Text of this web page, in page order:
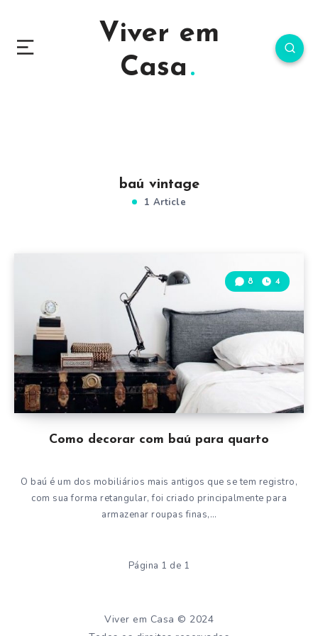
Viver em
Casa
baú vintage
1 Article
Como decorar com baú para quarto
8 4
O baú é um dos mobiliários mais antigos que se tem registro,
com sua forma retangular, foi criado principalmente para
armazenar roupas finas,…
Página 1 de 1
Viver em Casa © 2024